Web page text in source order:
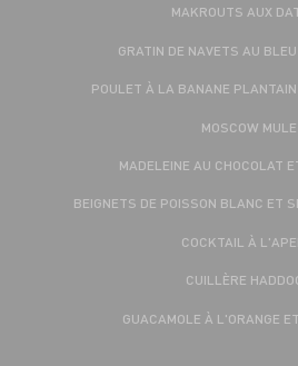
MAKROUTS AUX
GRATIN DE NAVETS AU
POULET À LA BANANE
MOSCOW MULE
MADELEINE AU CHOCOLAT
BEIGNETS DE POISSON BLANC ET
COCKTAIL À
CUILLÈRE
GUACAMOLE À L'ORANGE